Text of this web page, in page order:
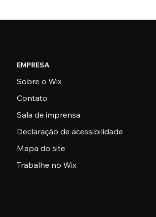
EMPRESA
Sobre o Wix
Contato
Sala de imprensa
Declaração de acessibilidade
Mapa do site
Trabalhe no Wix